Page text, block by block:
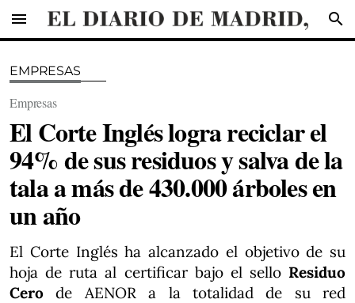
menu search
EMPRESAS
Empresas
El Corte Inglés logra reciclar el
94% de sus residuos y salva de la
tala a más de 430.000 árboles en
un año
El Corte Inglés ha alcanzado el objetivo de su
hoja de ruta al certificar bajo el sello Residuo
Cero de AENOR a la totalidad de su red